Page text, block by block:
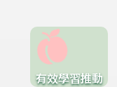
有效學習推動